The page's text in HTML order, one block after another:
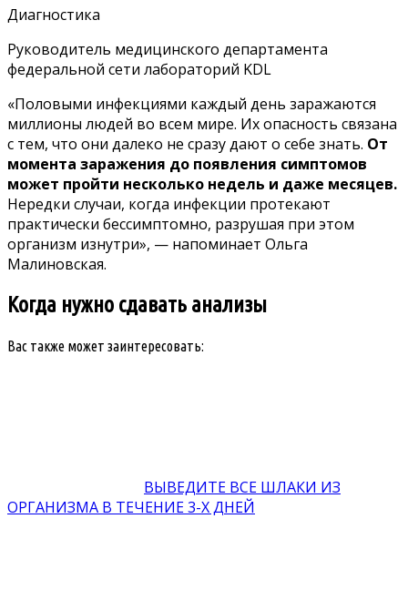
Диагностика
Руководитель медицинского департамента
федеральной сети лабораторий KDL
«Половыми инфекциями каждый день заражаются
миллионы людей во всем мире. Их опасность связана
с тем, что они далеко не сразу дают о себе знать. От
момента заражения до появления симптомов
может пройти несколько недель и даже месяцев.
Нередки случаи, когда инфекции протекают
практически бессимптомно, разрушая при этом
организм изнутри», — напоминает Ольга
Малиновская.
Когда нужно сдавать анализы
Вас также может заинтересовать:
ВЫВЕДИТЕ ВСЕ ШЛАКИ ИЗ
ОРГАНИЗМА В ТЕЧЕНИЕ 3-Х ДНЕЙ